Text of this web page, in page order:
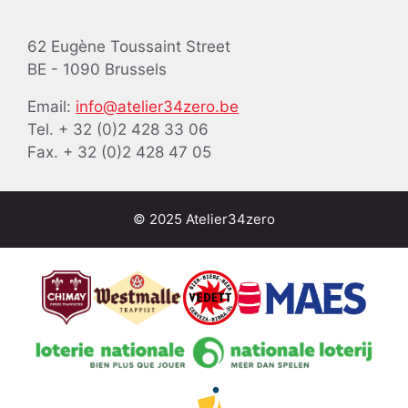
62 Eugène Toussaint Street
BE - 1090 Brussels
Email: info@atelier34zero.be
Tel. + 32 (0)2 428 33 06
Fax. + 32 (0)2 428 47 05
© 2025 Atelier34zero